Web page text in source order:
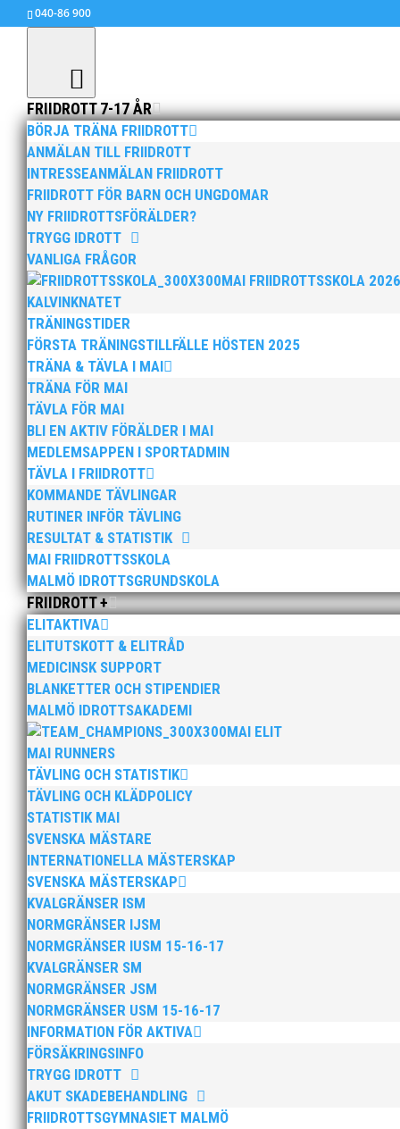
040-86 900
FRIIDROTT 7-17 ÅR
BÖRJA TRÄNA FRIIDROTT
ANMÄLAN TILL FRIIDROTT
INTRESSEANMÄLAN FRIIDROTT
FRIIDROTT FÖR BARN OCH UNGDOMAR
NY FRIIDROTTSFÖRÄLDER?
TRYGG IDROTT
VANLIGA FRÅGOR
MAI FRIIDROTTSSKOLA 2026
KALVINKNATET
TRÄNINGSTIDER
FÖRSTA TRÄNINGSTILLFÄLLE HÖSTEN 2025
TRÄNA & TÄVLA I MAI
TRÄNA FÖR MAI
TÄVLA FÖR MAI
BLI EN AKTIV FÖRÄLDER I MAI
MEDLEMSAPPEN I SPORTADMIN
TÄVLA I FRIIDROTT
KOMMANDE TÄVLINGAR
RUTINER INFÖR TÄVLING
RESULTAT & STATISTIK
MAI FRIIDROTTSSKOLA
MALMÖ IDROTTSGRUNDSKOLA
FRIIDROTT +
ELITAKTIVA
ELITUTSKOTT & ELITRÅD
MEDICINSK SUPPORT
BLANKETTER OCH STIPENDIER
MALMÖ IDROTTSAKADEMI
MAI ELIT
MAI RUNNERS
TÄVLING OCH STATISTIK
TÄVLING OCH KLÄDPOLICY
STATISTIK MAI
SVENSKA MÄSTARE
INTERNATIONELLA MÄSTERSKAP
SVENSKA MÄSTERSKAP
KVALGRÄNSER ISM
NORMGRÄNSER IJSM
NORMGRÄNSER IUSM 15-16-17
KVALGRÄNSER SM
NORMGRÄNSER JSM
NORMGRÄNSER USM 15-16-17
INFORMATION FÖR AKTIVA
FÖRSÄKRINGSINFO
TRYGG IDROTT
AKUT SKADEBEHANDLING
FRIIDROTTSGYMNASIET MALMÖ
MAI Träningstider Hösten
aug 13, 2024|
Nu kan du se träningstider för barn och
Klicka här!
Bilder från Stafett-SM 2026. Foto: Thomas
Anders Hallström, 55, blir ny klubbchef i MAI. Han
hockeyn i Trelleborg och fotbollen i Höllviken
Efter att årsmötet avslutats följde en kväll med
möjliggjorde och generöst finansierade denna del av
2025 innebar något av ett internationellt genombrott
elva på VM ute i somras. Och en stark tro på